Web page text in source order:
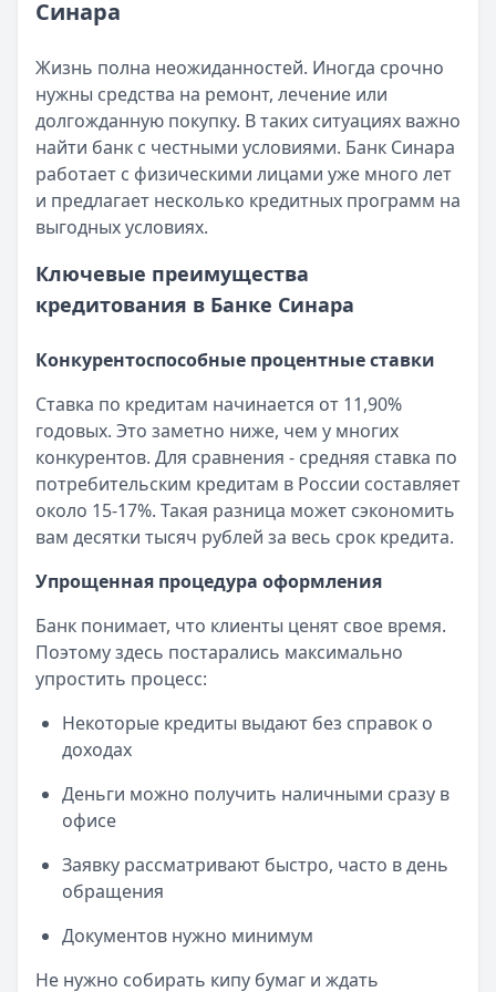
Сумма:30 000 ₽ – 3 000 000 ₽
ПСК:13,9 – 15,9 %
Рейтинг:4.7(16 отзывов)
Азиатско-Тихоокеанский Банк— Наличными
Сумма:30 000 ₽ – 5 000 000 ₽
Срок:до 7 лет
ПСК:29,8 – 41,5 %
Рейтинг:4.7
Сумма:100 000 ₽ – 5 000 000 ₽
Срок:до 5 лет
Рейтинг:4.6
Сумма:200 000 ₽ – 30 000 000 ₽
Срок:до 15 лет
ПСК:21,9 – 34,9 %
Рейтинг:4.5(13 отзывов)
Синара
Жизнь полна неожиданностей. Иногда срочно
нужны средства на ремонт, лечение или
долгожданную покупку. В таких ситуациях важно
найти банк с честными условиями. Банк Синара
работает с физическими лицами уже много лет
и предлагает несколько кредитных программ на
выгодных условиях.
Ключевые преимущества
кредитования в Банке Синара
Конкурентоспособные процентные ставки
Ставка по кредитам начинается от 11,90%
годовых. Это заметно ниже, чем у многих
конкурентов. Для сравнения - средняя ставка по
потребительским кредитам в России составляет
около 15-17%. Такая разница может сэкономить
вам десятки тысяч рублей за весь срок кредита.
Упрощенная процедура оформления
Банк понимает, что клиенты ценят свое время.
Поэтому здесь постарались максимально
упростить процесс:
Некоторые кредиты выдают без справок о
доходах
Деньги можно получить наличными сразу в
офисе
Заявку рассматривают быстро, часто в день
обращения
Документов нужно минимум
Не нужно собирать кипу бумаг и ждать